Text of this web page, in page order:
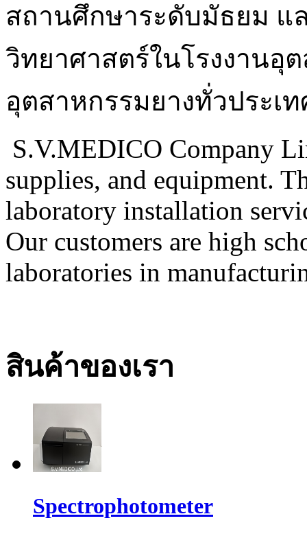
สถานศึกษาระดับมัธยม แ
วิทยาศาสตร์ในโรงงานอุ
อุตสาหกรรมยางทั่วประเ
S.V.MEDICO Company
supplies, and equipment.
laboratory installation
Our customers are high
laboratories in
สินค้าของเรา
Spectrophotometer